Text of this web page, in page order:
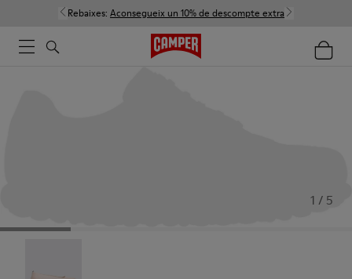
Rebaixes: Aconsegueix un 10% de descompte extra
1 / 5